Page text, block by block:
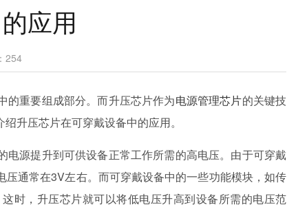
应用
254
的重要组成部分。而升压芯片作为电源管理芯片的关键技
升压芯片在可穿戴设备中的应用。
源提升到可供设备正常工作所需的高电压。由于可穿戴
通常在3V左右。而可穿戴设备中的一些功能模块，如传
时，升压芯片就可以将低电压升高到设备所需的电压范